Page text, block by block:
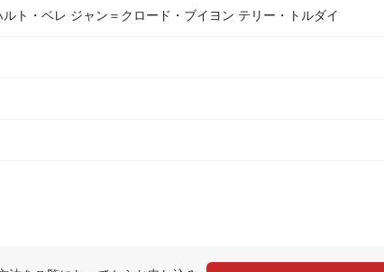
ト・ベレ ジャン＝クロード・ブイヨン テリー・トルダイ